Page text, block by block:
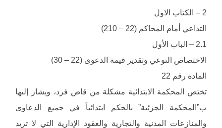
2 – الكتاب الاول
التداعي أمام المحاكم (22 – 210)
2.1 – الباب الأول
الاختصاص النوعي وتقدير قيمة الدعوى (22 – 30)
المادة رقم 22
تختص المحكمة الابتدائية مشكلة من قاض فرد، ويشار إليها
ب”المحكمة الجزئية” بالحكم ابتدائياً في جميع الدعاوى
والمنازعات المدنية والتجارية والعقود الإدارية التي لا تزيد